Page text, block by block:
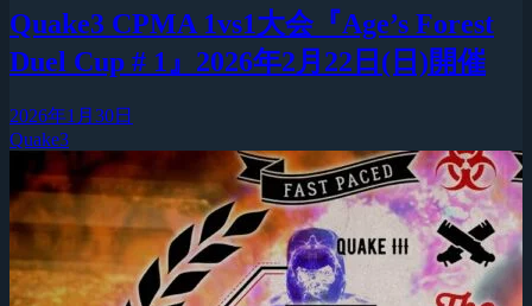
Quake3 CPMA 1vs1大会『Age’s Forest
Duel Cup # 1』2026年2月22日(日)開催
2026年1月30日
Quake3